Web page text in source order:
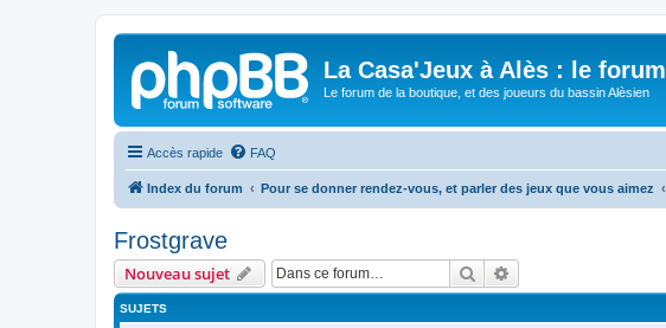
La Casa'Jeux à Alès : le forum
Le forum de la boutique, et des joueurs du bassin Alèsien
Accès rapide FAQ
Index du forum Pour se donner rendez-vous, et parler des jeux que vous aimez
Frostgrave
Nouveau sujet Rechercher
SUJETS